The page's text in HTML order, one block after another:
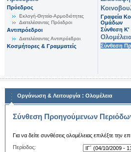
Πρόεδρος
Εκλογή-Θητεία-Αρμοδιότητες
Διατελέσαντες Πρόεδροι
Αντιπρόεδροι
Διατελέσαντες Αντιπρόεδροι
Κοσμήτορες & Γραμματείς
Γραφεία
Ομάδων
Σύνθεση K'
Σύνθεση
Οργάνωση & Λειτουργία : Ολομέλεια
Σύνθεση Προηγούμενων
Για να δείτε συνθέσεις ολομέλειας επιλέξτε την
Περίοδος: